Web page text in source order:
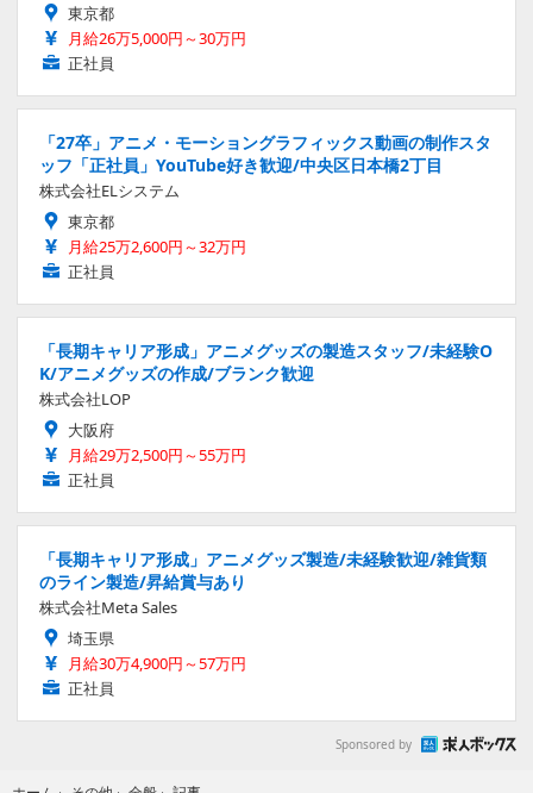
東京都
月給26万5,000円～30万円
正社員
「27卒」アニメ・モーショングラフィックス動画の制作スタ
ッフ「正社員」YouTube好き歓迎/中央区日本橋2丁目
株式会社ELシステム
東京都
月給25万2,600円～32万円
正社員
「長期キャリア形成」アニメグッズの製造スタッフ/未経験O
K/アニメグッズの作成/ブランク歓迎
株式会社LOP
大阪府
月給29万2,500円～55万円
正社員
「長期キャリア形成」アニメグッズ製造/未経験歓迎/雑貨類
のライン製造/昇給賞与あり
株式会社Meta Sales
埼玉県
月給30万4,900円～57万円
正社員
Sponsored by